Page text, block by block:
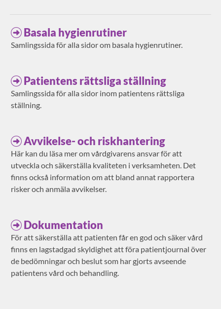
Basala hygienrutiner
Samlingssida för alla sidor om basala hygienrutiner.
Patientens rättsliga ställning
Samlingssida för alla sidor inom patientens rättsliga
ställning.
Avvikelse- och riskhantering
Här kan du läsa mer om vårdgivarens ansvar för att
utveckla och säkerställa kvaliteten i verksamheten. Det
finns också information om att bland annat rapportera
risker och anmäla avvikelser.
Dokumentation
För att säkerställa att patienten får en god och säker vård
finns en lagstadgad skyldighet att föra patientjournal över
de bedömningar och beslut som har gjorts avseende
patientens vård och behandling.